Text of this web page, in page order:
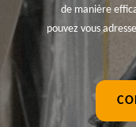
de manière
pouvez vous